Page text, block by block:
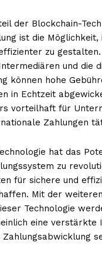
der Blockchain-
ist die
zu gestalten.
und die
können hohe
in Echtzeit
vorteilhaft für
Zahlungen
hat das
zu
für sichere und
Mit der
Technologie
eine verstärkte
Zahlungsabwicklung